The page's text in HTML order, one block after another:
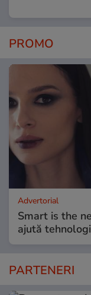
PROMO
Advertorial
Smart is the
ajută
PARTENERI